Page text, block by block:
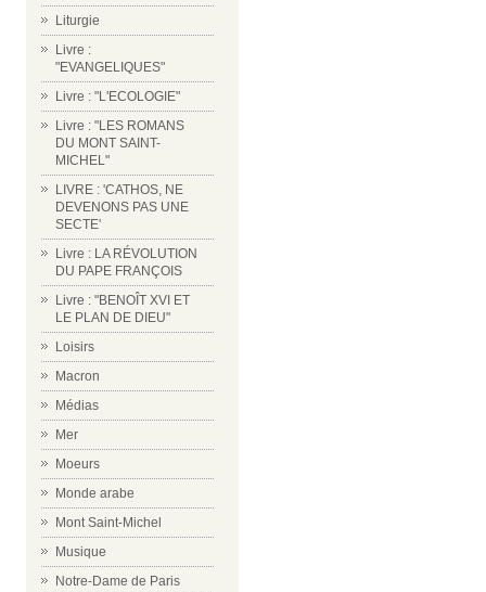
Liturgie
Livre :
"EVANGELIQUES"
Livre : "L'ECOLOGIE"
Livre : "LES ROMANS
DU MONT SAINT-
MICHEL"
LIVRE : 'CATHOS, NE
DEVENONS PAS UNE
SECTE'
Livre : LA RÉVOLUTION
DU PAPE FRANÇOIS
Livre : "BENOÎT XVI ET
LE PLAN DE DIEU"
Loisirs
Macron
Médias
Mer
Moeurs
Monde arabe
Mont Saint-Michel
Musique
Notre-Dame de Paris